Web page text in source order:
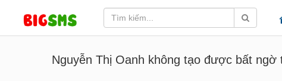
Nguyễn Thị Oanh không tạo được bất ngờ